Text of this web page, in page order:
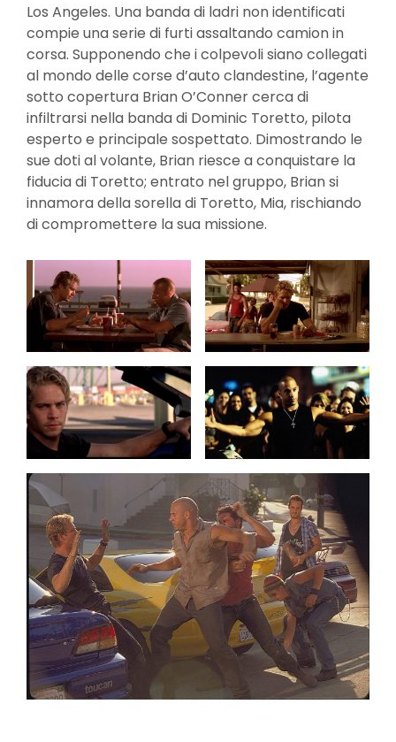
Los Angeles. Una banda di ladri non identificati
compie una serie di furti assaltando camion in
corsa. Supponendo che i colpevoli siano collegati
al mondo delle corse d’auto clandestine, l’agente
sotto copertura Brian O’Conner cerca di
infiltrarsi nella banda di Dominic Toretto, pilota
esperto e principale sospettato. Dimostrando le
sue doti al volante, Brian riesce a conquistare la
fiducia di Toretto; entrato nel gruppo, Brian si
innamora della sorella di Toretto, Mia, rischiando
di compromettere la sua missione.